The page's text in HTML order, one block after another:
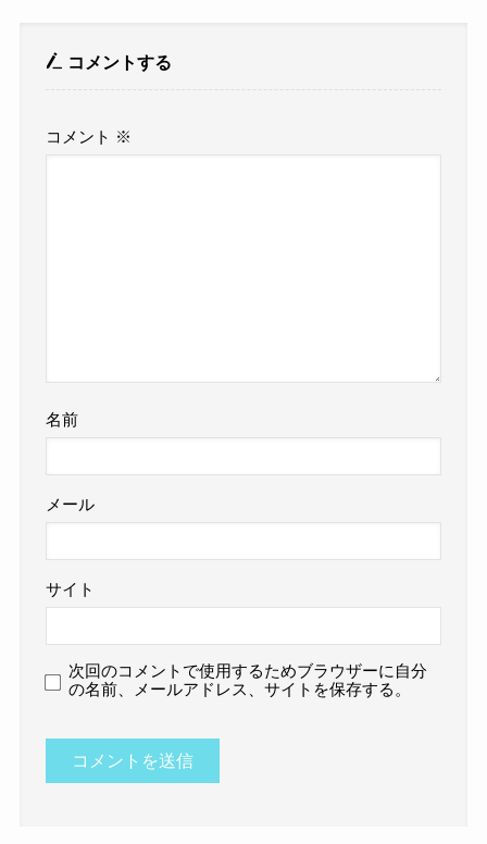
コメントする
コメント ※
名前
メール
サイト
次回のコメントで使用するためブラウザーに自分
の名前、メールアドレス、サイトを保存する。